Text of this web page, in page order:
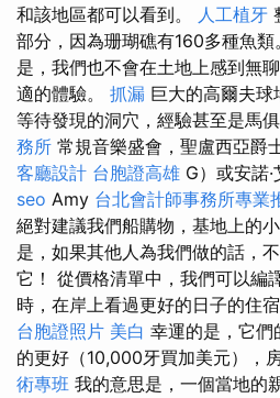
和該地區都可以看到。 人工植牙
部分，因為珊瑚礁有160多種魚類
是，我們也不會在土地上感到無
適的體驗。 抓漏 巨大的高爾夫球
等待發現的洞穴，經驗甚至是馬
務所 常規音樂盛會，聖盧西亞爵
客廳設計 台胞證高雄 G）或安諾
seo Amy 台北會計師事務所專業
絕對建議我們船購物，基地上的
是，如果其他人為我們做的話，
它！ 從價格清單中，我們可以編
時，在岸上看過更好的日子的住
台胞證照片 美白 幸運的是，它們
的更好（10,000牙買加美元），
術專班 我的意思是，一個當地的